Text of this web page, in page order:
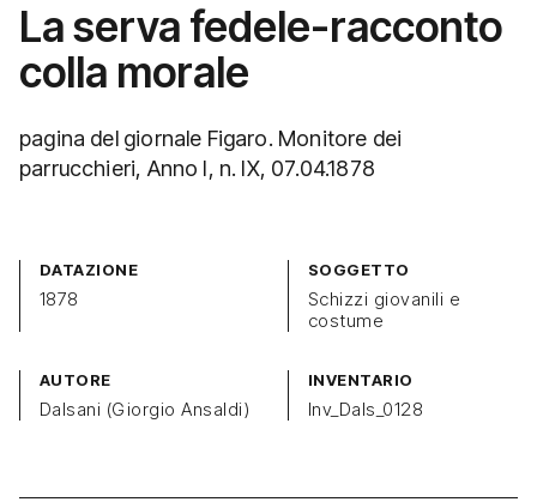
La serva fedele-racconto
colla morale
pagina del giornale Figaro. Monitore dei
parrucchieri, Anno I, n. IX, 07.04.1878
DATAZIONE
1878
SOGGETTO
Schizzi giovanili e
costume
AUTORE
Dalsani (Giorgio Ansaldi)
INVENTARIO
Inv_Dals_0128